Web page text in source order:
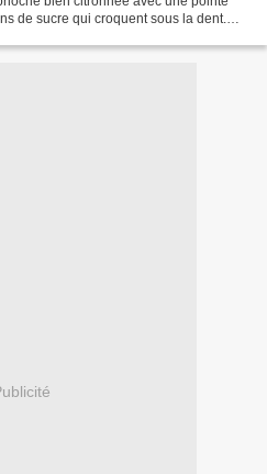
de sucre qui croquent sous la dent.